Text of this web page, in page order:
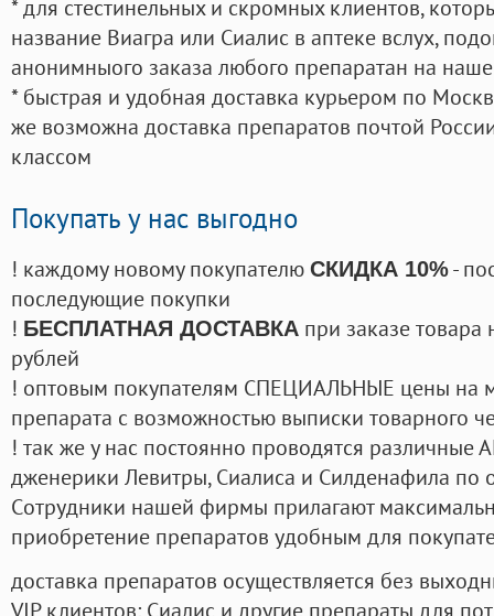
* для стестинельных и скромных клиентов,
название Виагра или Сиалис в аптеке вслух,
анонимныого заказа любого препаратан на
* быстрая и удобная доставка курьером по
же возможна доставка препаратов почтой
классом
Покупать у нас выгодно
! каждому новому покупателю СКИДКА 10%-
последующие покупки
! БЕСПЛАТНАЯ ДОСТАВКА при заказе
рублей
! оптовым покупателям СПЕЦИАЛЬНЫЕ цены на
препарата с возможностью выписки товарного
! так же у нас постоянно проводятся
дженерики Левитры, Сиалиса и Силденафила по
Cотрудники нашей фирмы прилагают
приобретение препаратов удобным для
доставка препаратов осуществляется без